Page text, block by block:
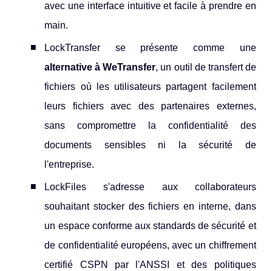
avec une interface intuitive et facile à prendre en
main.
LockTransfer se présente comme une
alternative à WeTransfer, un outil de transfert de
fichiers où les utilisateurs partagent facilement
leurs fichiers avec des partenaires externes,
sans compromettre la confidentialité des
documents sensibles ni la sécurité de
l'entreprise.
LockFiles s'adresse aux collaborateurs
souhaitant stocker des fichiers en interne, dans
un espace conforme aux standards de sécurité et
de confidentialité européens, avec un chiffrement
certifié CSPN par l'ANSSI et des politiques